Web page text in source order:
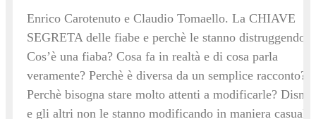
Enrico Carotenuto e Claudio Tomaello. La CHIAVE
SEGRETA delle fiabe e perchè le stanno distruggendo.
Cos’è una fiaba? Cosa fa in realtà e di cosa parla
veramente? Perchè è diversa da un semplice racconto?
Perchè bisogna stare molto attenti a modificarle? Disney
e gli altri non le stanno modificando in maniera casuale,